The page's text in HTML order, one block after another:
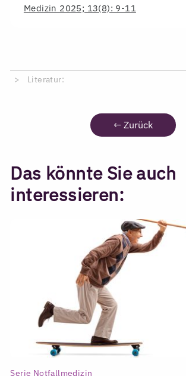
Medizin 2025; 13(8): 9-11
Literatur:
← Zurück
Das könnte Sie auch
interessieren:
Serie Notfallmedizin